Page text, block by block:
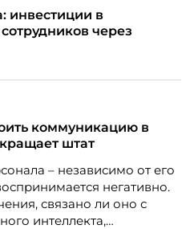
инвестиции в
через
коммуникацию в
штат
– независимо от его
негативно.
связано ли оно с
интеллекта,